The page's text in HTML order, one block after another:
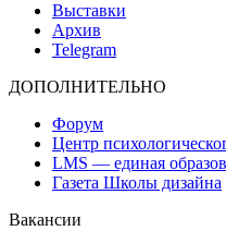
Выставки
Архив
Telegram
ДОПОЛНИТЕЛЬНО
Форум
Центр
LMS — единая
Газета Школы дизайна
Вакансии